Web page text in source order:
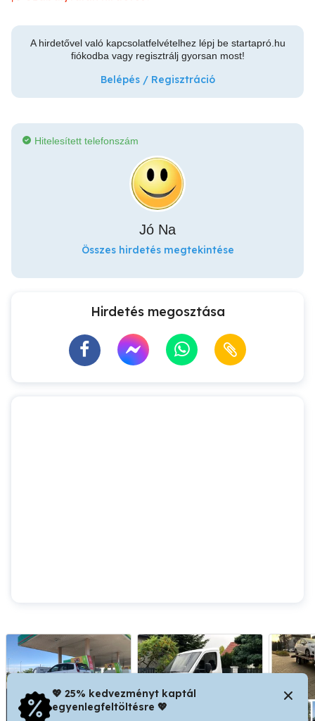
A hirdetővel való kapcsolatfelvételhez lépj be startapró.hu
fiókodba vagy regisztrálj gyorsan most!
Belépés / Regisztráció
Hitelesített telefonszám
Jó Na
Összes hirdetés megtekintése
Hirdetés megosztása
💖 25% kedvezményt kaptál
egyenlegfeltöltésre 💖